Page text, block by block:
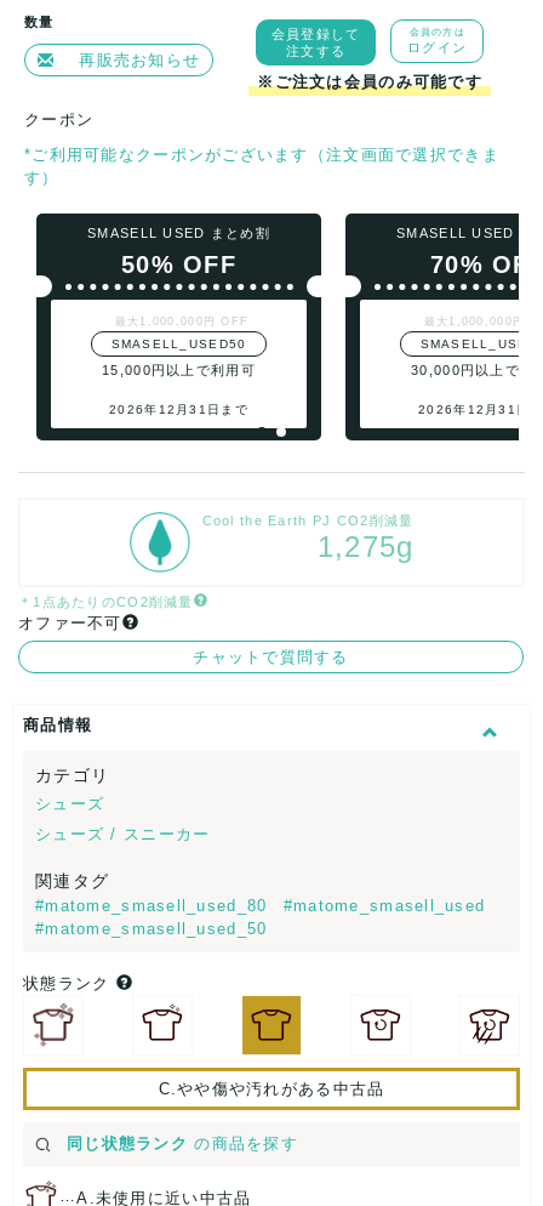
数量
再販売お知らせ
会員登録して
注文する
会員の方は
ログイン
※ご注文は会員のみ可能です
クーポン
*ご利用可能なクーポンがございます（注文画面で選択できま
す）
SMASELL USED まとめ割
50% OFF
最大1,000,000円 OFF
SMASELL_USED50
15,000円以上で利用可
2026年12月31日まで
SMASELL USED ま
70%
最大1,000,000円
30,000円以上で利
2026年12月31日
Cool the Earth PJ CO2削減量
1,275g
＊1点あたりのCO2削減量
オファー不可
チャットで質問する
商品情報
カテゴリ
シューズ
シューズ / スニーカー
関連タグ
#matome_smasell_used_80
#matome_smasell_used
#matome_smasell_used_50
状態ランク
C.やや傷や汚れがある中古品
同じ状態ランク の商品を探す
…A.未使用に近い中古品